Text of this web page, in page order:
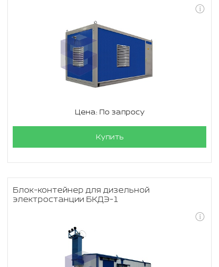
Цена: По запросу
Купить
Блок-контейнер для дизельной
электростанции БКДЭ-1